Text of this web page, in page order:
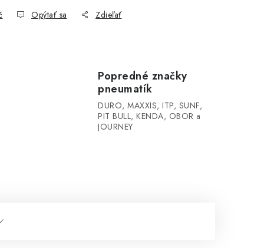
Opýtať sa Zdieľať
Popredné značky
pneumatík
DURO, MAXXIS, ITP, SUNF,
PIT BULL, KENDA, OBOR a
JOURNEY